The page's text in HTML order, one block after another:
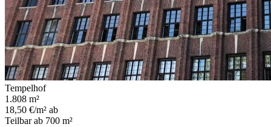
Tempelhof
1.808 m²
18,50 €/m² ab
Teilbar ab 700 m²